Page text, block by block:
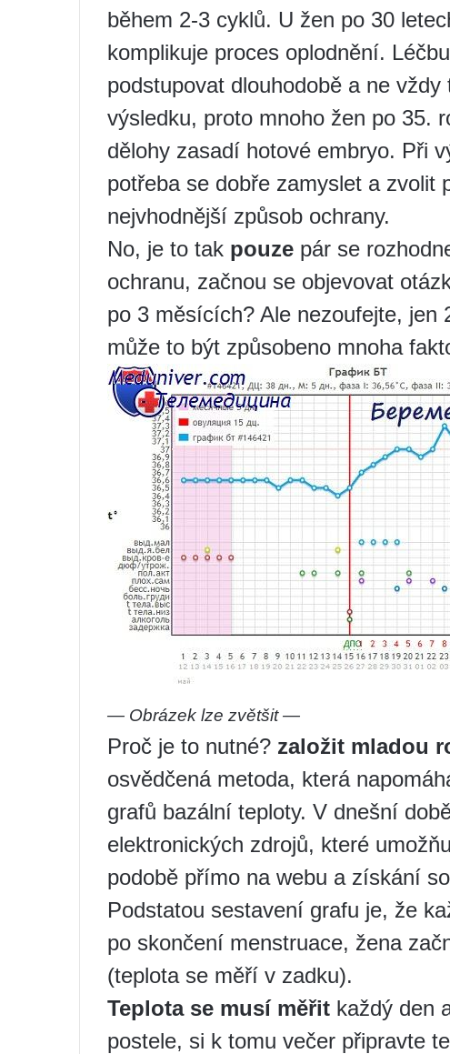
během 2-3 cyklů. U žen po 30
komplikuje proces oplodnění.
podstupovat dlouhodobě a ne
výsledku, proto mnoho žen po 35.
dělohy zasadí hotové embryo. Při
potřeba se dobře zamyslet a zvolit
nejvhodnější způsob ochrany.
No, je to tak pouze pár se
ochranu, začnou se objevovat
po 3 měsících? Ale nezoufejte, jen
může to být způsobeno mnoha
— Obrázek lze zvětšit —
Proč je to nutné? založit mladou
osvědčená metoda, která
grafů bazální teploty. V dnešní
elektronických zdrojů, které
podobě přímo na webu a získání
Podstatou sestavení grafu je, že
po skončení menstruace, žena
(teplota se měří v zadku).
Teplota se musí měřit každý den
postele, si k tomu večer připravte